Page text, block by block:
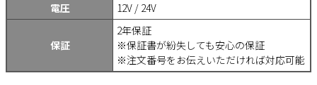
電圧
12V / 24V
保証
2年保証
※保証書が紛失しても安心の保証
※注文番号をお伝えいただければ対応可能